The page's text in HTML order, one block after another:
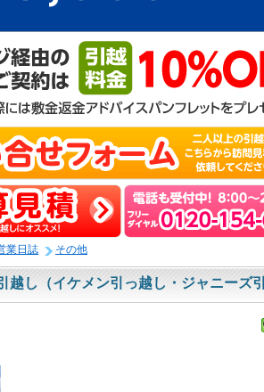
業日誌 その他
越し（イケメン引っ越し・ジャニーズ